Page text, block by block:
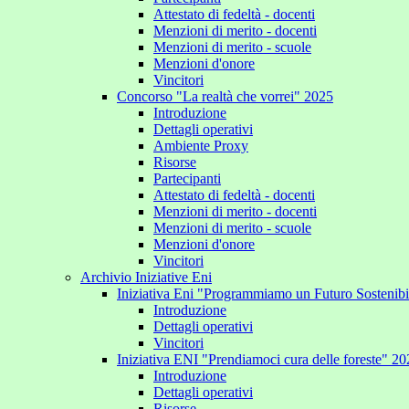
Attestato di fedeltà - docenti
Menzioni di merito - docenti
Menzioni di merito - scuole
Menzioni d'onore
Vincitori
Concorso "La realtà che vorrei" 2025
Introduzione
Dettagli operativi
Ambiente Proxy
Risorse
Partecipanti
Attestato di fedeltà - docenti
Menzioni di merito - docenti
Menzioni di merito - scuole
Menzioni d'onore
Vincitori
Archivio Iniziative Eni
Iniziativa Eni "Programmiamo un Futuro
Introduzione
Dettagli operativi
Vincitori
Iniziativa ENI "Prendiamoci cura delle foreste"
Introduzione
Dettagli operativi